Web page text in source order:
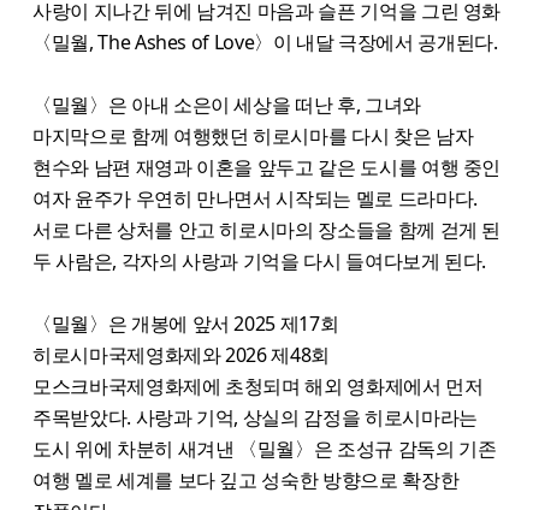
사랑이 지나간 뒤에 남겨진 마음과 슬픈 기억을 그린 영화
〈밀월, The Ashes of Love〉이 내달 극장에서 공개된다.
〈밀월〉은 아내 소은이 세상을 떠난 후, 그녀와
마지막으로 함께 여행했던 히로시마를 다시 찾은 남자
현수와 남편 재영과 이혼을 앞두고 같은 도시를 여행 중인
여자 윤주가 우연히 만나면서 시작되는 멜로 드라마다.
서로 다른 상처를 안고 히로시마의 장소들을 함께 걷게 된
두 사람은, 각자의 사랑과 기억을 다시 들여다보게 된다.
〈밀월〉은 개봉에 앞서 2025 제17회
히로시마국제영화제와 2026 제48회
모스크바국제영화제에 초청되며 해외 영화제에서 먼저
주목받았다. 사랑과 기억, 상실의 감정을 히로시마라는
도시 위에 차분히 새겨낸 〈밀월〉은 조성규 감독의 기존
여행 멜로 세계를 보다 깊고 성숙한 방향으로 확장한